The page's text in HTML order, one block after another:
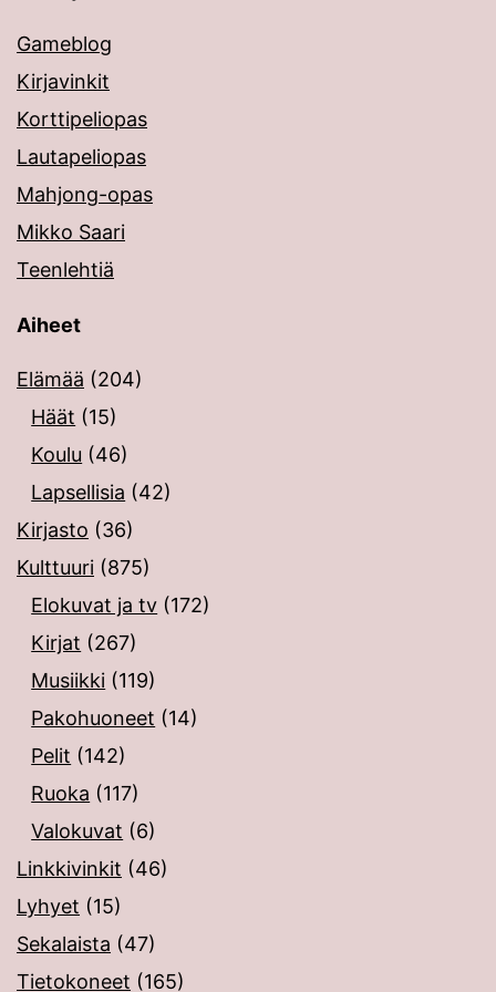
Gameblog
Kirjavinkit
Korttipeliopas
Lautapeliopas
Mahjong-opas
Mikko Saari
Teenlehtiä
Aiheet
Elämää (204)
Häät (15)
Koulu (46)
Lapsellisia (42)
Kirjasto (36)
Kulttuuri (875)
Elokuvat ja tv (172)
Kirjat (267)
Musiikki (119)
Pakohuoneet (14)
Pelit (142)
Ruoka (117)
Valokuvat (6)
Linkkivinkit (46)
Lyhyet (15)
Sekalaista (47)
Tietokoneet (165)